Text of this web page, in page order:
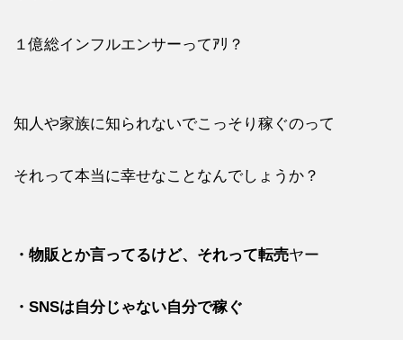
１億総インフルエンサーってｱﾘ？
知人や家族に知られないでこっそり稼ぐのって
それって本当に幸せなことなんでしょうか？
・物販とか言ってるけど、それって転売ヤー
・SNSは自分じゃない自分で稼ぐ